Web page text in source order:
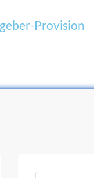
Provision